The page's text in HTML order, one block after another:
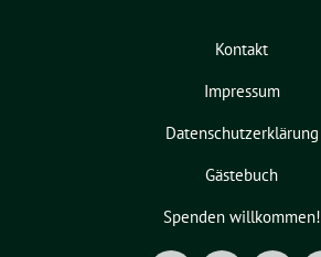
Kontakt
Impressum
Datenschutzerklärung
Gästebuch
Spenden willkommen!